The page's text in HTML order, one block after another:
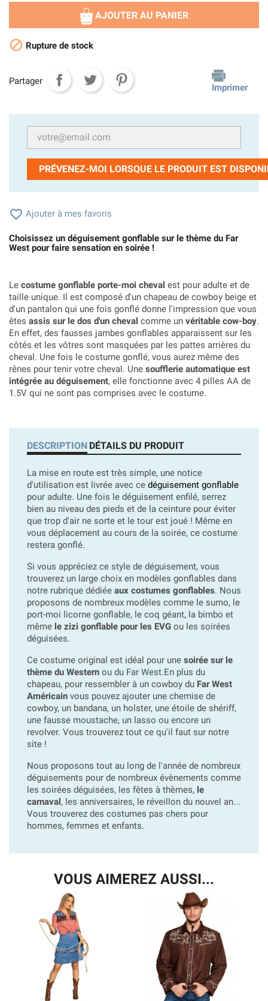
AJOUTER AU PANIER
 Rupture de stock
Partager
Imprimer
PRÉVENEZ-MOI LORSQUE LE PRODUIT EST
 Ajouter à mes favoris
Choisissez un déguisement gonflable sur le thème du Far
West pour faire sensation en soirée !
Le costume gonflable porte-moi cheval est pour adulte et de
taille unique. Il est composé d'un chapeau de cowboy beige et
d'un pantalon qui une fois gonflé donne l'impression que vous
êtes assis sur le dos d'un cheval comme un véritable cow-boy.
En effet, des fausses jambes gonflables apparaissent sur les
côtés et les vôtres sont masquées par les pattes arrières du
cheval. Une fois le costume gonflé, vous aurez même des
rênes pour tenir votre cheval. Une soufflerie automatique est
intégrée au déguisement, elle fonctionne avec 4 pilles AA de
1.5V qui ne sont pas comprises avec le costume.
DESCRIPTION DÉTAILS DU PRODUIT
La mise en route est très simple, une notice
d'utilisation est livrée avec ce déguisement gonflable
pour adulte. Une fois le déguisement enfilé, serrez
bien au niveau des pieds et de la ceinture pour éviter
que trop d'air ne sorte et le tour est joué ! Même en
vous déplacement au cours de la soirée, ce costume
restera gonflé.
Si vous appréciez ce style de déguisement, vous
trouverez un large choix en modèles gonflables dans
notre rubrique dédiée aux costumes gonflables. Nous
proposons de nombreux modèles comme le sumo, le
port-moi licorne gonflable, le coq géant, la bimbo et
même le zizi gonflable pour les EVG ou les soirées
déguisées.
Ce costume original est idéal pour une soirée sur le
thème du Western ou du Far West.En plus du
chapeau, pour ressembler à un cowboy du Far West
Américain vous pouvez ajouter une chemise de
cowboy, un bandana, un holster, une étoile de shériff,
une fausse moustache, un lasso ou encore un
revolver. Vous trouverez tout ce qu'il faut sur notre
site !
Nous proposons tout au long de l'année de nombreux
déguisements pour de nombreux évènements comme
les soirées déguisées, les fêtes à thèmes, le
carnaval, les anniversaires, le réveillon du nouvel an...
Vous trouverez des costumes pas chers pour
hommes, femmes et enfants.
VOUS AIMEREZ AUSSI...